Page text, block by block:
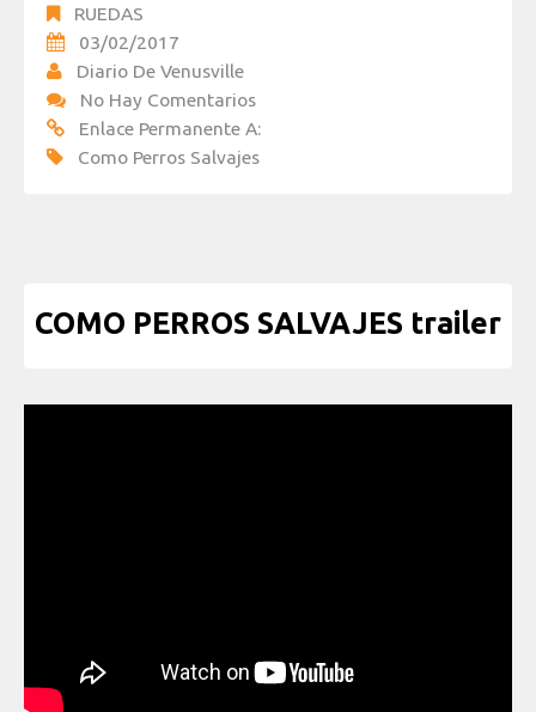
RUEDAS
03/02/2017
Diario De Venusville
No Hay Comentarios
Enlace Permanente A:
Como Perros Salvajes
COMO PERROS SALVAJES trailer